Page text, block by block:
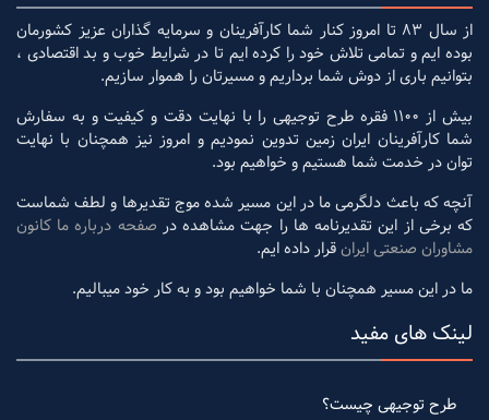
از سال 83 تا امروز کنار شما کارآفرینان و سرمایه گذاران عزیز کشورمان
بوده ایم و تمامی تلاش خود را کرده ایم تا در شرایط خوب و بد اقتصادی ،
بتوانیم باری از دوش شما برداریم و مسیرتان را هموار سازیم.
بیش از 1100 فقره طرح توجیهی را با نهایت دقت و کیفیت و به سفارش
شما کارآفرینان ایران زمین تدوین نمودیم و امروز نیز همچنان با نهایت
توان در خدمت شما هستیم و خواهیم بود.
آنچه که باعث دلگرمی ما در این مسیر شده موج تقدیرها و لطف شماست
که برخی از این تقدیرنامه ها را جهت مشاهده در صفحه درباره ما کانون
مشاوران صنعتی ایرانقرار داده ایم.
ما در این مسیر همچنان با شما خواهیم بود و به کار خود میبالیم.
لینک های مفید
طرح توجیهی چیست؟